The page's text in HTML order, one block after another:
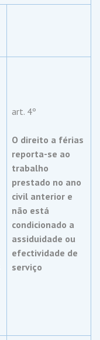
art. 4º
O direito a férias
reporta-se ao
trabalho
prestado no ano
civil anterior e
não está
condicionado a
assiduidade ou
efectividade de
serviço